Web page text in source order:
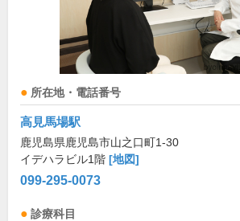
所在地・電話番号
高見馬場駅
鹿児島県鹿児島市山之口町1-30
イデハラビル1階 [地図]
099-295-0073
診療科目